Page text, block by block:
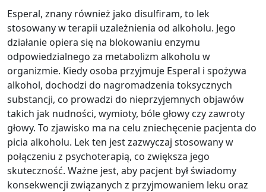
Esperal, znany również jako disulfiram, to lek
stosowany w terapii uzależnienia od alkoholu. Jego
działanie opiera się na blokowaniu enzymu
odpowiedzialnego za metabolizm alkoholu w
organizmie. Kiedy osoba przyjmuje Esperal i spożywa
alkohol, dochodzi do nagromadzenia toksycznych
substancji, co prowadzi do nieprzyjemnych objawów
takich jak nudności, wymioty, bóle głowy czy zawroty
głowy. To zjawisko ma na celu zniechęcenie pacjenta do
picia alkoholu. Lek ten jest zazwyczaj stosowany w
połączeniu z psychoterapią, co zwiększa jego
skuteczność. Ważne jest, aby pacjent był świadomy
konsekwencji związanych z przyjmowaniem leku oraz